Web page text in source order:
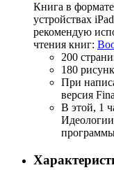
Книга в формате
устройствах
рекомендую
чтения книг:
200
180
При
версия
В этой, 1